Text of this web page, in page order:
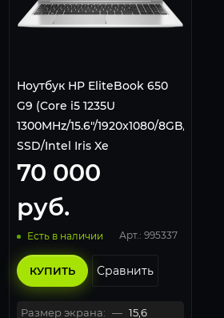
Ноутбук HP EliteBook 650
G9 (Core i5 1235U
1300MHz/15.6"/1920x1080/8GB/512GB
SSD/Intel Iris Xe
Graphics/Wi-
Fi/Bluetooth/Windows 11
Pro) Silver
70 000
руб.
Есть в наличии Арт.: 995337
КУПИТЬ Сравнить
Размер экрана: — 15,6